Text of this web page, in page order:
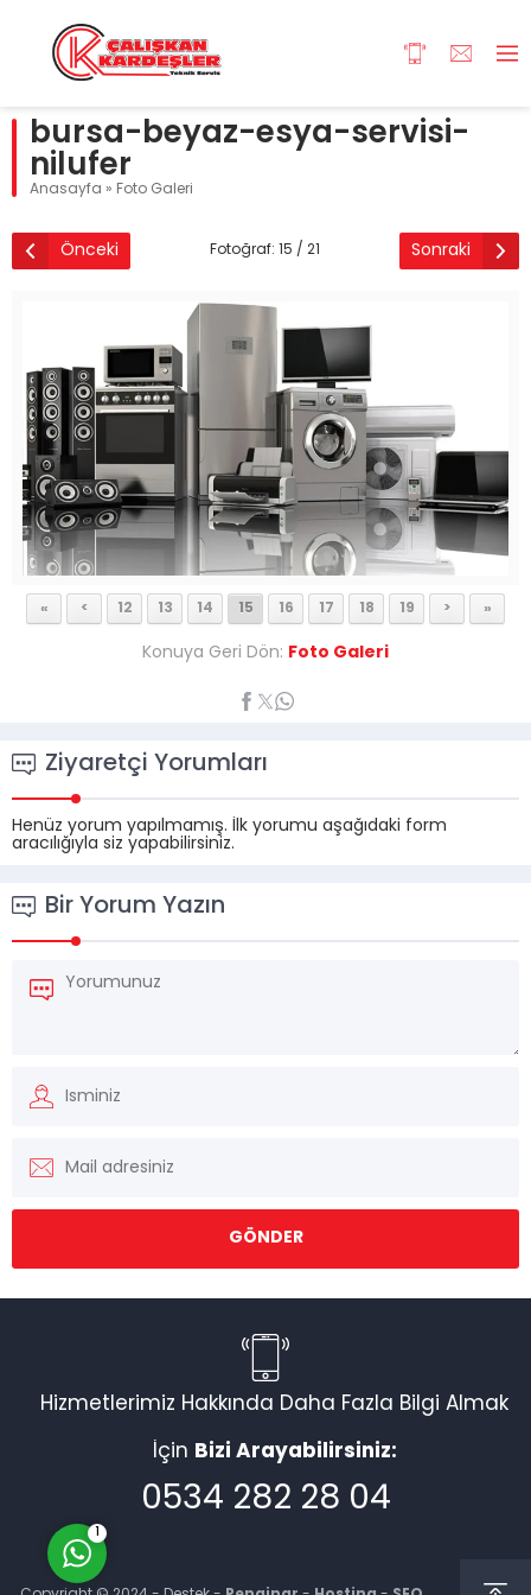
bursa-beyaz-esya-servisi-
nilufer
Anasayfa » Foto Galeri
Önceki Fotoğraf: 15 / 21 Sonraki
« < 12 13 14 15 16 17 18 19 > »
Konuya Geri Dön: Foto Galeri
Ziyaretçi Yorumları
Henüz yorum yapılmamış. İlk yorumu aşağıdaki form
aracılığıyla siz yapabilirsiniz.
Bir Yorum Yazın
Hizmetlerimiz Hakkında Daha Fazla Bilgi Almak
İçin Bizi Arayabilirsiniz:
0534 282 28 04
Müşteri Temsilcisi
Cevap Yaz